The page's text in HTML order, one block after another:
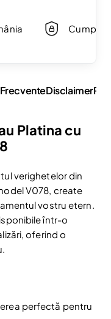
Disclaimer
Platina cu
verighetelor din
V078, create
vostru etern.
într-o
oferind o
perfectă pentru